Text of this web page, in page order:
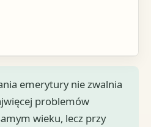
emerytury nie zwalnia
problemów
wieku, lecz przy